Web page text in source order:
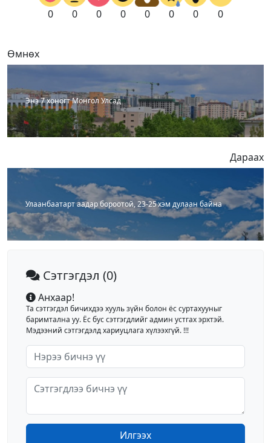
0 0 0 0 0 0 0 0
Өмнөх
Энэ 7 хоногт Монгол Улсад
Дараах
Улаанбаатарт аадар бороотой, 23-25 хэм дулаан байна
Сэтгэгдэл (0)
Анхаар!
Та сэтгэгдэл бичихдээ хууль зүйн болон ёс суртахууныг
баримтална уу. Ёс бус сэтгэгдлийг админ устгах эрхтэй.
Мэдээний сэтгэгдэлд хариуцлага хүлээхгүй. !!!
Илгээх